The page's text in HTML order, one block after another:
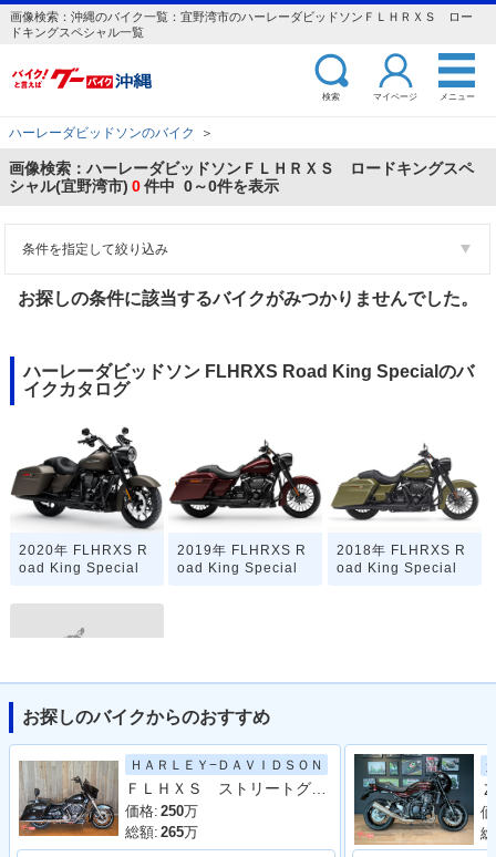
画像検索：沖縄のバイク一覧：宜野湾市のハーレーダビッドソンＦＬＨＲＸＳ ロー
ドキングスペシャル一覧
検索 マイページ メニュー
ハーレーダビッドソンのバイク ＞
画像検索：ハーレーダビッドソンＦＬＨＲＸＳ ロードキングスペ
シャル(宜野湾市) 0件中 0～0件を表示
条件を指定して絞り込み
お探しの条件に該当するバイクがみつかりませんでした。
ハーレーダビッドソン FLHRXS Road King Specialのバ
イクカタログ
2020年 FLHRXS R
oad King Special
2019年 FLHRXS R
oad King Special
2018年 FLHRXS R
oad King Special
oad King Special
お探しのバイクからのおすすめ
ＨＡＲＬＥＹ−ＤＡＶＩＤＳＯＮ
ＦＬＨＸＳ ストリートグライドスペシャル ハンドル マフラー フロアボード シーシーバー
価格: 250万
総額: 265万